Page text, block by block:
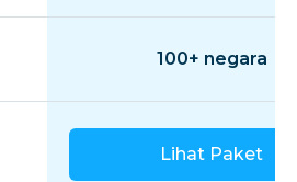
100+ negara
Lihat Paket